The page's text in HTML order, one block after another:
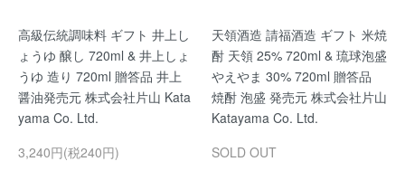
高級伝統調味料 ギフト 井上し
ょうゆ 醸し 720ml & 井上しょ
うゆ 造り 720ml 贈答品 井上
醤油発売元 株式会社片山 Kata
yama Co. Ltd.
3,240円(税240円)
天領酒造 請福酒造 ギフト 米焼
酎 天領 25% 720ml & 琉球泡盛
やえやま 30% 720ml 贈答品
焼酎 泡盛 発売元 株式会社片山
Katayama Co. Ltd.
SOLD OUT